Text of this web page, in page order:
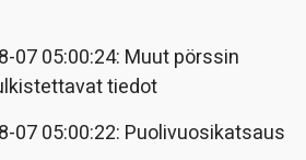
07 05:00:24: Muut pörssin
tiedot
07 05:00:22: Puolivuosikatsaus